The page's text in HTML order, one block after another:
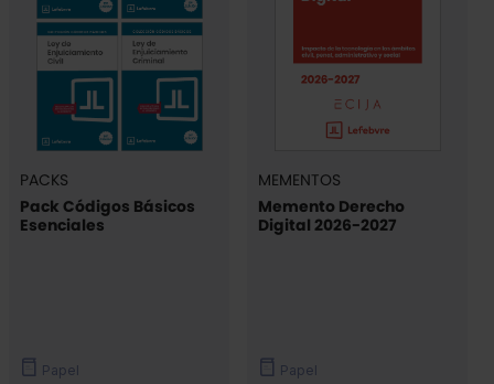
PACKS
Pack Códigos Básicos
Esenciales
Papel
MEMENTOS
Memento Derecho
Digital 2026-2027
Papel